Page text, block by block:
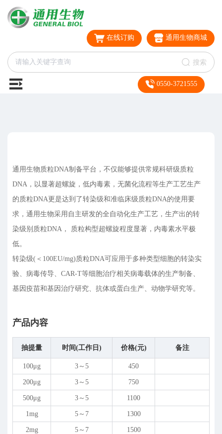
在线订购 通用生物商城
搜索
0550-3721555
通用生物质粒DNA制备平台，不仅能够提供常规科研级质粒
DNA，以显著超螺旋，低内毒素，无菌化流程等生产工艺生产
的质粒DNA更是达到了转染级和准临床级质粒DNA的使用要
求，通用生物采用自主研发的全自动化生产工艺，生产出的转
染级别质粒DNA， 质粒构型超螺旋程度显著，内毒素水平极
低。
转染级(＜100EU/mg)质粒DNA可应用于多种类型细胞的转染实
验、病毒传导、CAR-T等细胞治疗相关病毒载体的生产制备、
基因疫苗和基因治疗研究、抗体或蛋白生产、动物学研究等。
产品内容
抽提量 时间(工作日) 价格(元) 备注
100μg 3～5 450
200μg 3～5 750
500μg 3～5 1100
1mg 5～7 1300
2mg 5～7 1500